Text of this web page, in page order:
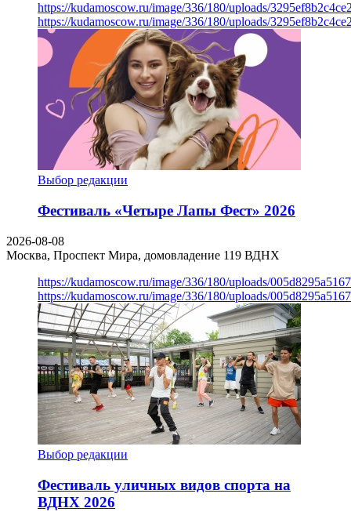
https://kudamoscow.ru/image/336/180/uploads/
https://kudamoscow.ru/image/336/180/uploads/
Выбор редакции
Фестиваль «Четыре Лапы Фест» 2026
2026-08-08
Москва, Проспект Мира, домовладение 119 ВДНХ
https://kudamoscow.ru/image/336/180/uploads/
https://kudamoscow.ru/image/336/180/uploads/
Выбор редакции
Фестиваль уличных видов спорта на
ВДНХ 2026